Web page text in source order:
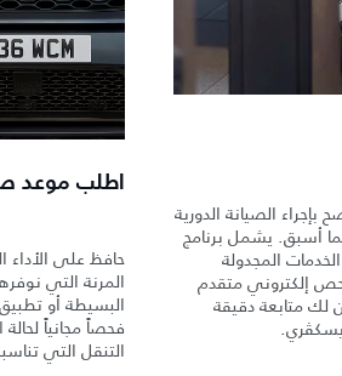
الصيانة الدورية
خلال 12 شهراً، أيهما أسبق. يشمل برنامج
المجدولة
إلكتروني متقدم
لك متابعة دقيقة
اطلب موعد
حافظ على الأداء
المرنة التي
فحصاً مجانياً
التنقل التي